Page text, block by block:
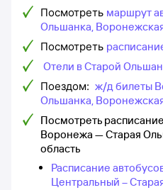
Посмотреть маршрут
Ольшанка,
Посмотреть
Отели в Старой
Поездом: ж/д билеты
Ольшанка,
Посмотреть
Воронежа — Старая
область
Расписание
Центральный –